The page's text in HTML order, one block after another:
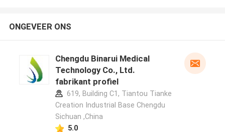
ONGEVEER ONS
Chengdu Binarui Medical
Technology Co., Ltd.
fabrikant profiel
619, Building C1, Tiantou Tianke
Creation Industrial Base Chengdu
Sichuan ,China
5.0